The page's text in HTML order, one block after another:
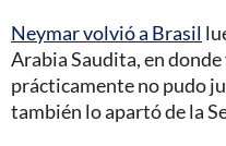
Neymar volvió a Brasil
Arabia Saudita, en
prácticamente no pudo
también lo apartó de la